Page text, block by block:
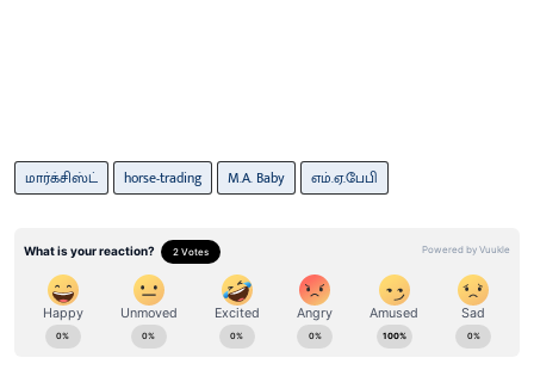
மார்க்சிஸ்ட் horse-trading M.A. Baby எம்.ஏ.பேபி